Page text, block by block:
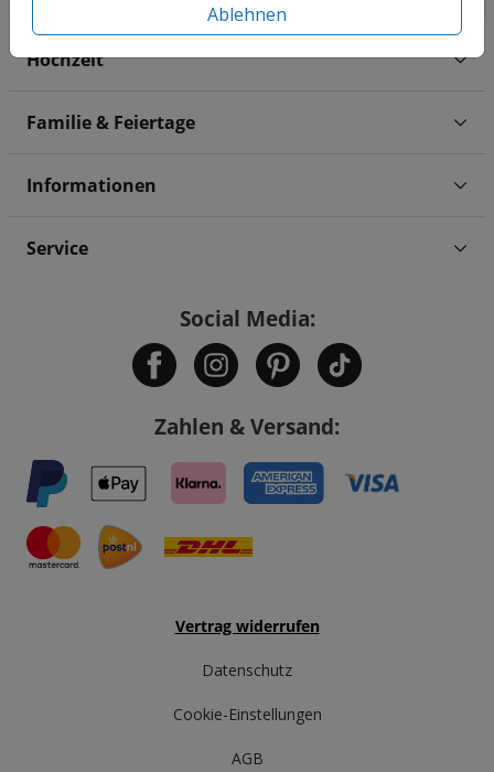
Ablehnen
Hochzeit
Familie & Feiertage
Informationen
Service
Social Media:
Zahlen & Versand:
Vertrag widerrufen
Datenschutz
Cookie-Einstellungen
AGB